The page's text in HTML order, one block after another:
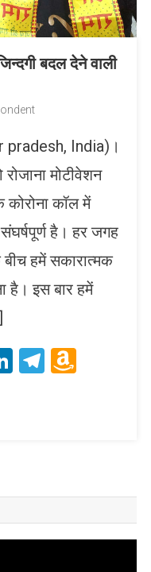
बदल देने वाली
India)।
मोटीवेशन
कोरोना कॉल में
है। हर जगह
हमें सकारात्मक
है। इस बार हमें
LinkedIn
Telegram